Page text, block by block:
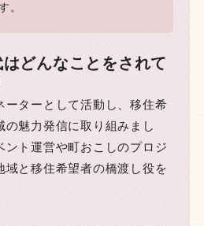
。
どんなことをされて
ーターとして活動し、移住希
の魅力発信に取り組みまし
ント運営や町おこしのプロジ
域と移住希望者の橋渡し役を